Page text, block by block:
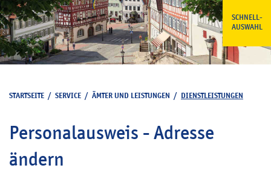
SCHNELL-
AUSWAHL
STARTSEITE / SERVICE / ÄMTER UND LEISTUNGEN / DIENSTLEISTUNGEN
Personalausweis - Adresse
ändern